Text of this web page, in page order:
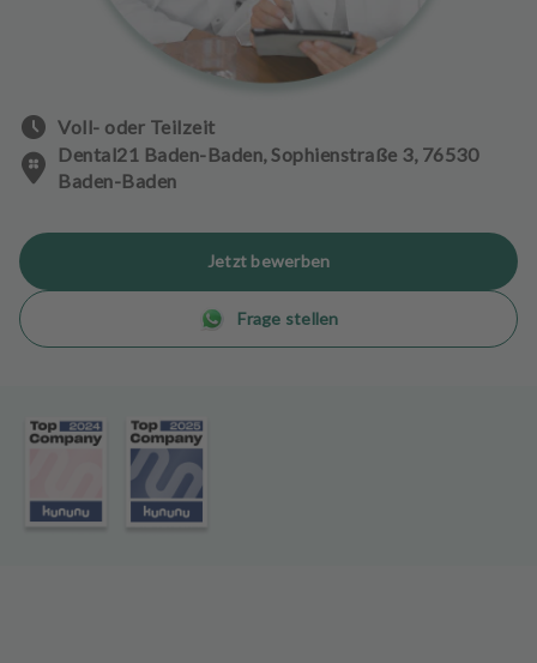
Voll- oder Teilzeit
Dental21 Baden-Baden, Sophienstraße 3, 76530
Baden-Baden
Jetzt bewerben
Frage stellen